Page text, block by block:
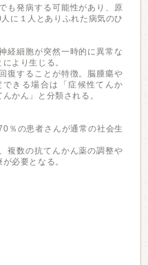
も発病する可能性があり、原
に１人とありふれた病気のひ
経細胞が突然一時的に異常な
より生じる。
復することが特徴。脳腫瘍や
きる場合は「症候性てんか
かん」と分類される。
％の患者さんが通常の社会生
複数の抗てんかん薬の調整や
必要となる。